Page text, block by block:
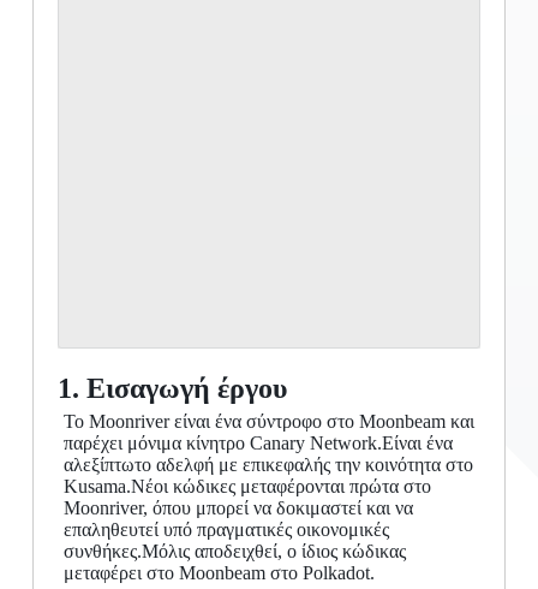
1. Εισαγωγή έργου
Το Moonriver είναι ένα σύντροφο στο Moonbeam και
παρέχει μόνιμα κίνητρο Canary Network.Είναι ένα
αλεξίπτωτο αδελφή με επικεφαλής την κοινότητα στο
Kusama.Νέοι κώδικες μεταφέρονται πρώτα στο
Moonriver, όπου μπορεί να δοκιμαστεί και να
επαληθευτεί υπό πραγματικές οικονομικές
συνθήκες.Μόλις αποδειχθεί, ο ίδιος κώδικας
μεταφέρει στο Moonbeam στο Polkadot.